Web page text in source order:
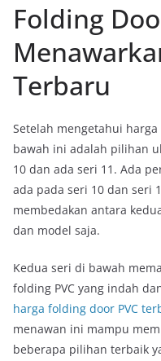
Folding
Terbaru
Setelah mengetahui
bawah ini adalah pilihan
10 dan ada seri 11. Ada
ada pada seri 10 dan seri
membedakan antara
dan model saja.
Kedua seri di bawah
folding PVC yang indah
harga folding door PVC
menawan ini mampu
beberapa pilihan terbaik